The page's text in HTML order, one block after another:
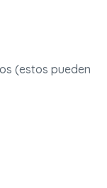
(estos pueden